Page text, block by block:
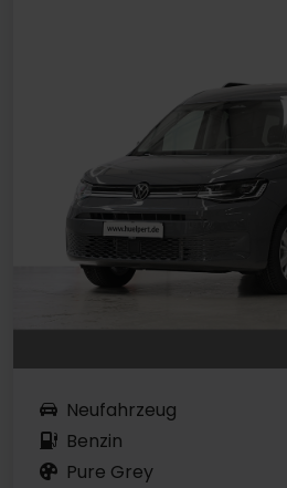
Neufahrzeug
Benzin
Pure Grey